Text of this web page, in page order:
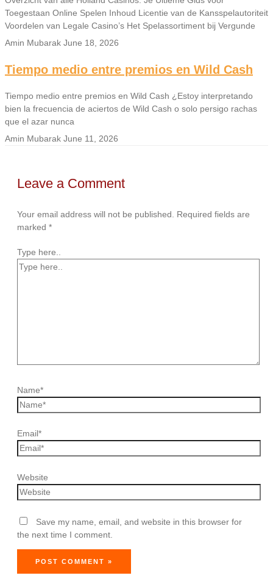
Toegestaan Online Spelen Inhoud Licentie van de Kansspelautoriteit
Voordelen van Legale Casino’s Het Spelassortiment bij Vergunde
Amin Mubarak June 18, 2026
Tiempo medio entre premios en Wild Cash
Tiempo medio entre premios en Wild Cash ¿Estoy interpretando
bien la frecuencia de aciertos de Wild Cash o solo persigo rachas
que el azar nunca
Amin Mubarak June 11, 2026
Leave a Comment
Your email address will not be published.
Required fields are
marked *
Type here..
Name*
Email*
Website
Save my name, email, and website in this browser for
the next time I comment.